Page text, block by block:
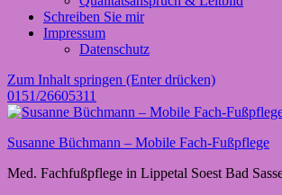
Schreiben Sie mir
Impressum
Datenschutz
Zum Inhalt springen (Enter drücken)
0151/26605311
Susanne Büchmann – Mobile Fach-Fußpflege
Med. Fachfußpflege in Lippetal Soest Bad